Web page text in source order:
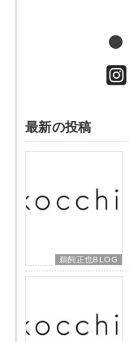
最新の投稿
鵜飼正也BLOG